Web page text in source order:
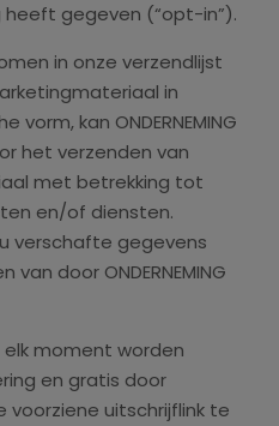
gegeven (“opt-in”).
in onze verzendlijst
in
kan ONDERNEMING
het verzenden van
met betrekking tot
en/of diensten.
u verschafte gegevens
door ONDERNEMING
moment worden
en gratis door
uitschrijflink te